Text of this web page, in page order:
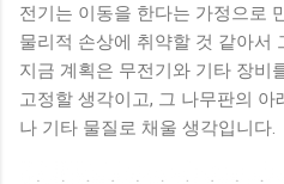
전기는 이동을 한다는 가정으로
물리적 손상에 취약할 것 같아서
지금 계획은 무전기와 기타 장비
고정할 생각이고, 그 나무판의
나 기타 물질로 채울 생각입니다.